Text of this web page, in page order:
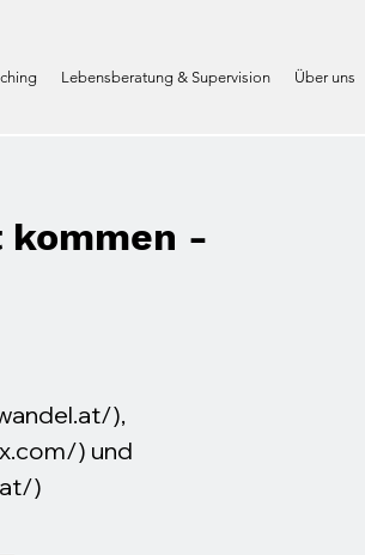
Lebensberatung & Supervision Über uns
-
),
) und
)